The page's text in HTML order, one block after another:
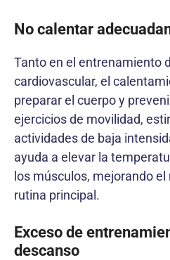
No calentar
Tanto en el entrenamiento
cardiovascular, el
preparar el cuerpo y
ejercicios de movilidad,
actividades de baja
ayuda a elevar la
los músculos, mejorando
rutina principal.
Exceso de
descanso